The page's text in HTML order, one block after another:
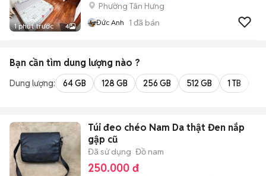
1 phút trước 4
Phường Tân Hưng
Đức Anh 1 đã bán
Bạn cần tìm dung lượng nào ?
Dung lượng: 64 GB 128 GB 256 GB 512 GB 1 TB
Túi đeo chéo Nam Da thật Đen nắp
gập cũ
Đã sử dụng Đồ nam
250.000 đ